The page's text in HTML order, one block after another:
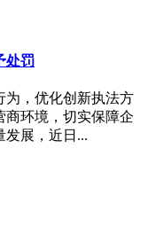
处罚
为，优化创新执法方
商环境，切实保障企
发展，近日...